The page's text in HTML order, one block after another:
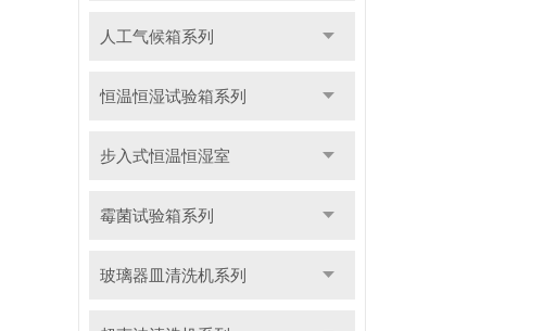
人工气候箱系列
恒温恒湿试验箱系列
步入式恒温恒湿室
霉菌试验箱系列
玻璃器皿清洗机系列